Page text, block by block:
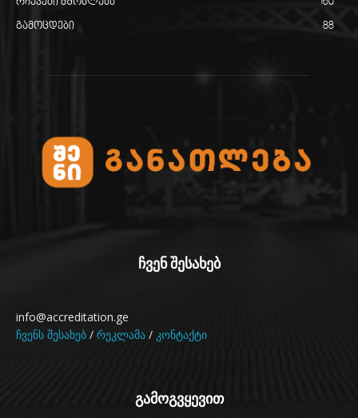
გამოცდები 88
ჩვენ შესახებ
info@accreditation.ge
ჩვენს შესახებ / რეკლამა / კონტაქტი
გამოგვყევით